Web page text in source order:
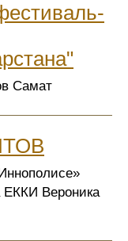
Самат
ЕККИ Вероника